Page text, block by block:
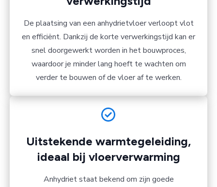
De plaatsing van een anhydrietvloer verloopt vlot
en efficiënt. Dankzij de korte verwerkingstijd kan er
snel doorgewerkt worden in het bouwproces,
waardoor je minder lang hoeft te wachten om
verder te bouwen of de vloer af te werken.
Uitstekende warmtegeleiding,
ideaal bij vloerverwarming
Anhydriet staat bekend om zijn goede